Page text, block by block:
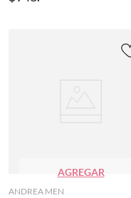
AGREGAR
ANDREA MEN